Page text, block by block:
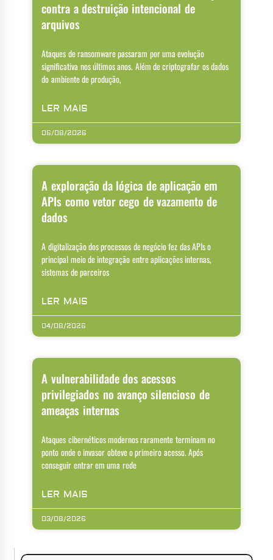
contra a destruição intencional de
arquivos
Ataques de ransomware passaram por uma evolução
significativa nos últimos anos. Além de criptografar os dados
do ambiente de produção,
LER MAIS
06/08/2026
A exploração da lógica de aplicação em
APIs como vetor cego de vazamento de
dados
A digitalização dos processos de negócio fez das APIs o
principal meio de integração entre aplicações internas,
sistemas de parceiros
LER MAIS
04/08/2026
A vulnerabilidade dos acessos
privilegiados no avanço silencioso de
ameaças internas
Ataques cibernéticos modernos raramente terminam no
ponto onde o invasor obteve o primeiro acesso. Após
conseguir entrar em uma rede
LER MAIS
03/08/2026